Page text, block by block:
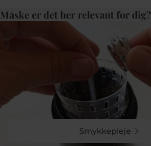
Måske er det her relevant for dig?
Smykkepleje